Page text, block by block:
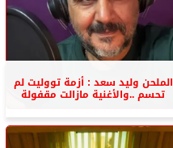
الملحن وليد سعد : أزمة تووليت لم
تحسم ..والأغنية مازالت مقفولة